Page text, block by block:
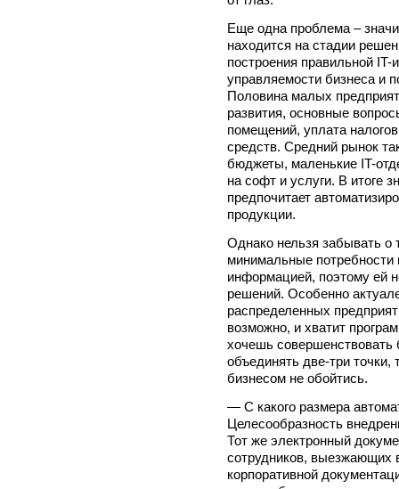
Еще одна проблема –
находится на стадии
построения правильной
управляемости бизнеса и
Половина малых
развития, основные
помещений, уплата
средств. Средний рынок
бюджеты, маленькие IT-
на софт и услуги. В итоге
предпочитает
продукции.
Однако нельзя забывать о
минимальные
информацией, поэтому ей
решений. Особенно
распределенных
возможно, и хватит
хочешь совершенствовать
объединять две-три точки,
бизнесом не обойтись.
— С какого размера
Целесообразность
Тот же электронный
сотрудников, выезжающих
корпоративной